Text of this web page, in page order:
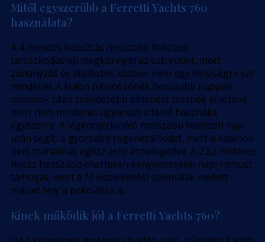
Mitől egyszerűbb a Ferretti Yachts 760
használata?
A 4 mosdós beosztás hosszabb fedélzeti
tartózkodásnál megkönnyíti az esti rutint, mert
zuhanyzás és átöltözés közben nem egy helyiségre vár
mindenki. A külön pihenőzónák hosszabb nappali
menetek után csendesebb pihenést tesznek lehetővé,
mert nem mindenki ugyanazt a teret használja
egyszerre. A légkondicionáló hosszabb fedélzeti nap
után segíti a gyorsabb regenerálódást, mert a kabinok
nem maradnak egész este átmelegedve. A 23,2 méteres
hossz hosszabb charteren kényelmesebb napi ritmust
támogat, mert a fő közlekedési útvonalak mellett
marad hely a pakolásra is.
Kinek működik jól a Ferretti Yachts 760?